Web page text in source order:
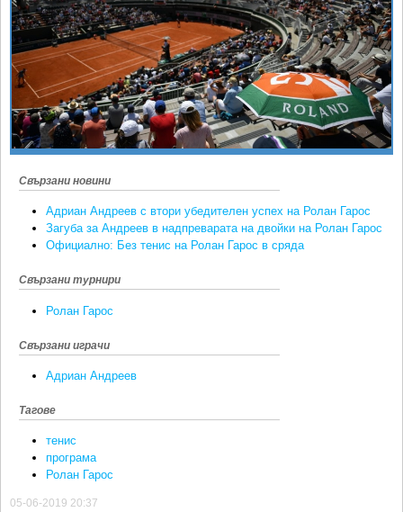
SOFIA OPEN
КЛУБОВЕ
БЛОГ
ВИДЕО
ЖЪЛТО
Ретро
Спорт&Фитнес
Други
Любители
Свързани новини
Адриан Андреев с втори убедителен успех на Ролан Гарос
Загуба за Андреев в надпреварата на двойки на Ролан Гарос
Официално: Без тенис на Ролан Гарос в сряда
Свързани турнири
Ролан Гарос
Свързани играчи
Адриан Андреев
Тагове
тенис
програма
Ролан Гарос
05-06-2019 20:37